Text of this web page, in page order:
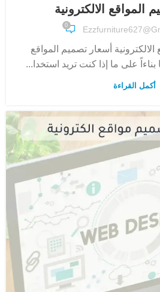
المواقع الالكترونية
0
أسعار تصميم المواقع
بناءاً على ما إذا كنت تريد استخدا...
أكمل القراءة